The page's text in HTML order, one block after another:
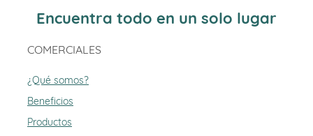
Encuentra todo en un solo lugar
COMERCIALES
¿Qué somos?
Beneficios
Productos